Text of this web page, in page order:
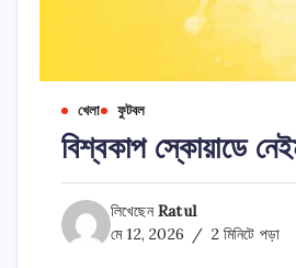
খেলা ফুটবল
বিশ্বকাপ স্কোয়াডে
লিখেছেনRatul
মে 12, 2026
2 মিনিটে পড়া